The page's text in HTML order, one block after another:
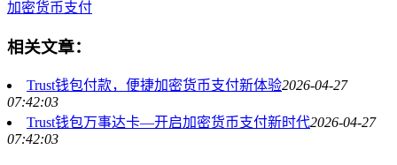
加密货币支付
相关文章：
Trust钱包付款，便捷加密货币支付新体验2026-04-27
07:42:03
Trust钱包万事达卡—开启加密货币支付新时代2026-04-27
07:42:03